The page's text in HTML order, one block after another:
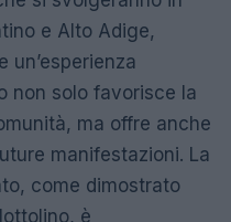
e Alto Adige,
un’esperienza
non solo favorisce la
ma offre anche
manifestazioni. La
come dimostrato
è